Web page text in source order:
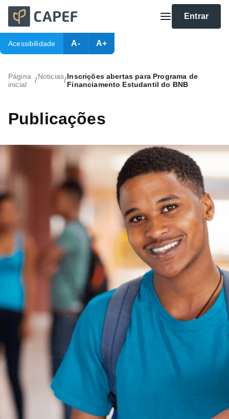
Entrar
Acessibilidade A- A+
Página
inicial
/ Noticias/Inscrições abertas para Programa de
Financiamento Estudantil do BNB
Publicações